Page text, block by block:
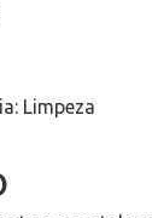
Limpeza